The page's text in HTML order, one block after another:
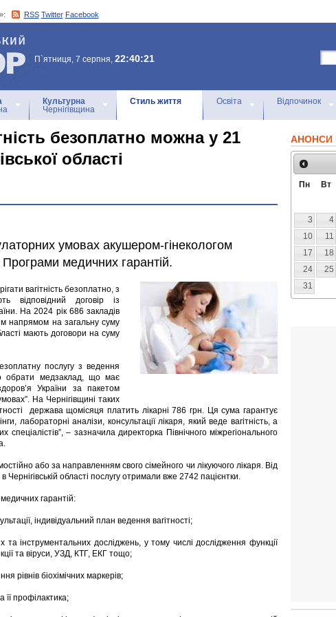
RSS Twitter Facebook
П`ятниця, 7 серпня, 22:40:21
Культурна
Чернігівщина
Стиль життя Освіта Відпочинок
безоплатно можна у 21
області
умовах акушером-гінекологом
медичних гарантій.
вагітність безоплатно, з
відповідний договір із
На 2024 рік 686 закладів
напрямом на загальну суму
мають договори на суму
послугу з ведення
обрати медзаклад, що має
України за пакетом
На Чернігівщині таких
держава щомісяця платить лікарні 786 грн. Ця сума гарантує
лабораторні аналізи, консультації лікаря, який веде вагітність, а
спеціалістів”, – зазначила директорка Північного міжрегіонального
або за направленням свого сімейного чи лікуючого лікаря. Від
області послугу отримали вже 2742 пацієнтки.
гарантій:
індивідуальний план ведення вагітності;
інструментальних досліджень, у тому числі дослідження функції
та віруси, УЗД, КТГ, ЕКГ тощо;
рівнів біохімічних маркерів;
її профілактика;
АНОНСИ
Пн Вт
3
4
10
11
17
18
24
25
31